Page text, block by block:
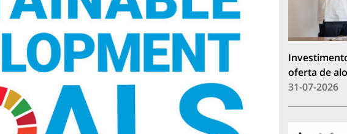
oferta de
31-07-2026